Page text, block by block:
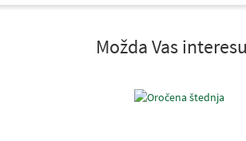
Možda Vas